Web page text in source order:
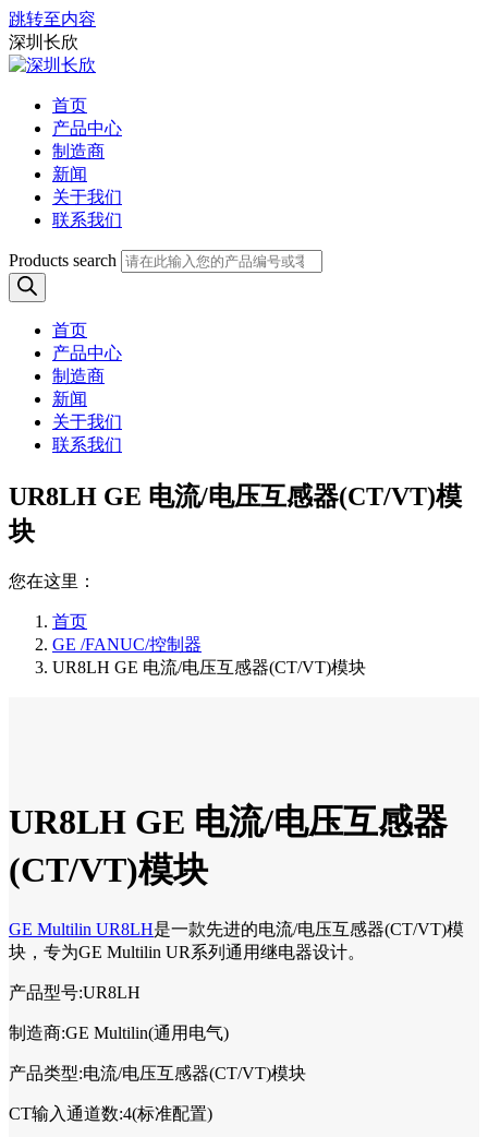
跳转至内容
深圳长欣
首页
产品中心
制造商
新闻
关于我们
联系我们
Products search
首页
产品中心
制造商
新闻
关于我们
联系我们
UR8LH GE 电流/电压互感器(CT/VT)模
块
您在这里：
首页
GE /FANUC/控制器
UR8LH GE 电流/电压互感器(CT/VT)模块
UR8LH GE 电流/电压互感器
(CT/VT)模块
GE Multilin UR8LH是一款先进的电流/电压互感器(CT/VT)模
块，专为GE Multilin UR系列通用继电器设计。
产品型号:UR8LH
制造商:GE Multilin(通用电气)
产品类型:电流/电压互感器(CT/VT)模块
CT输入通道数:4(标准配置)